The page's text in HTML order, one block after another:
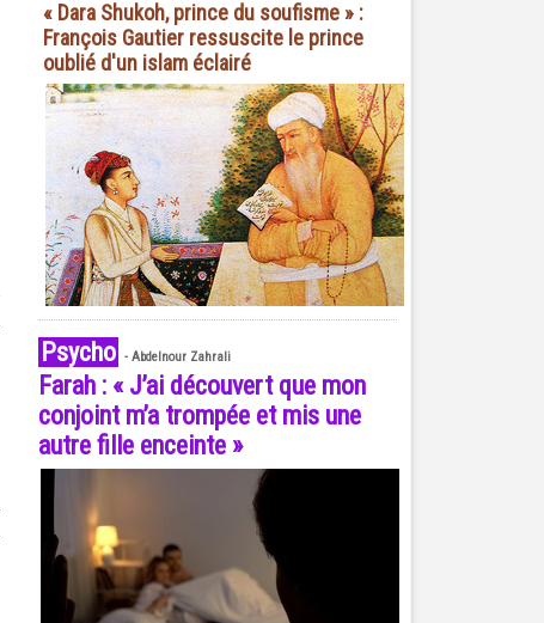
« Dara Shukoh, prince du soufisme » :
François Gautier ressuscite le prince
oublié d'un islam éclairé
Psycho - Abdelnour Zahrali
Farah : « J’ai découvert que mon
conjoint m’a trompée et mis une
autre fille enceinte »